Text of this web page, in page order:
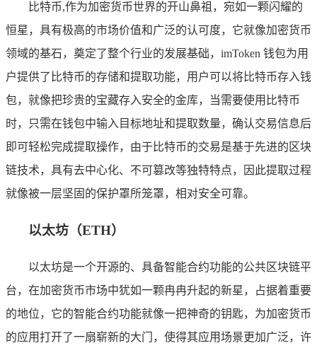
比特币,作为加密货币世界的开山鼻祖，宛如一颗闪耀的
恒星，具有极高的市场价值和广泛的认可度，它就像加密货币
领域的基石，奠定了整个行业的发展基础，imToken 钱包为用
户提供了比特币的存储和提取功能，用户可以将比特币存入钱
包，就像把珍贵的宝藏存入安全的金库，当需要使用比特币
时，只需在钱包中输入目标地址和提取数量，确认交易信息后
即可轻松完成提取操作，由于比特币的交易是基于先进的区块
链技术，具有去中心化、不可篡改等独特特点，因此提取过程
就像被一层坚固的保护罩所笼罩，相对安全可靠。
以太坊（ETH）
以太坊是一个开源的、具备智能合约功能的公共区块链平
台，在加密货币市场中犹如一颗冉冉升起的新星，占据着重要
的地位，它的智能合约功能就像一把神奇的钥匙，为加密货币
的应用打开了一扇崭新的大门，使得其应用场景更加广泛，许